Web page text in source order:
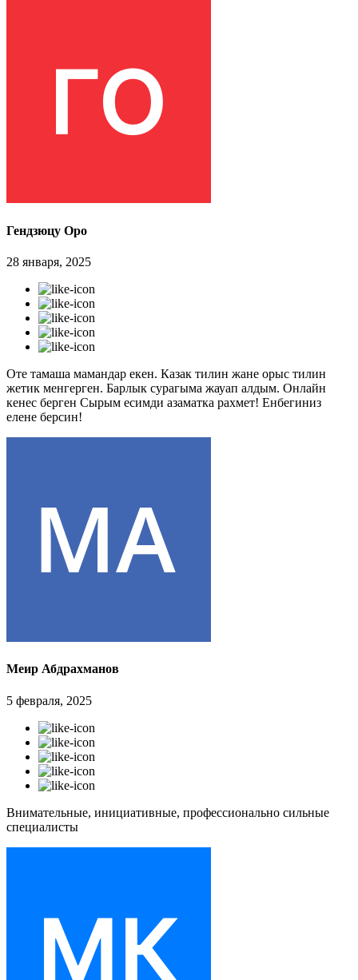
Гендзюцу Оро
28 января, 2025
Оте тамаша мамандар екен. Казак тилин жане орыс тилин
жетик менгерген. Барлык сурагыма жауап алдым. Онлайн
кенес берген Сырым есимди азаматка рахмет! Енбегиниз
елене берсин!
Меир Абдрахманов
5 февраля, 2025
Внимательные, инициативные, профессионально сильные
специалисты